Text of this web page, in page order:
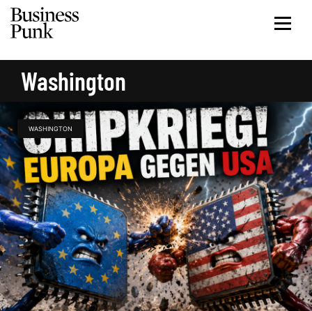
Washington
WASHINGTON